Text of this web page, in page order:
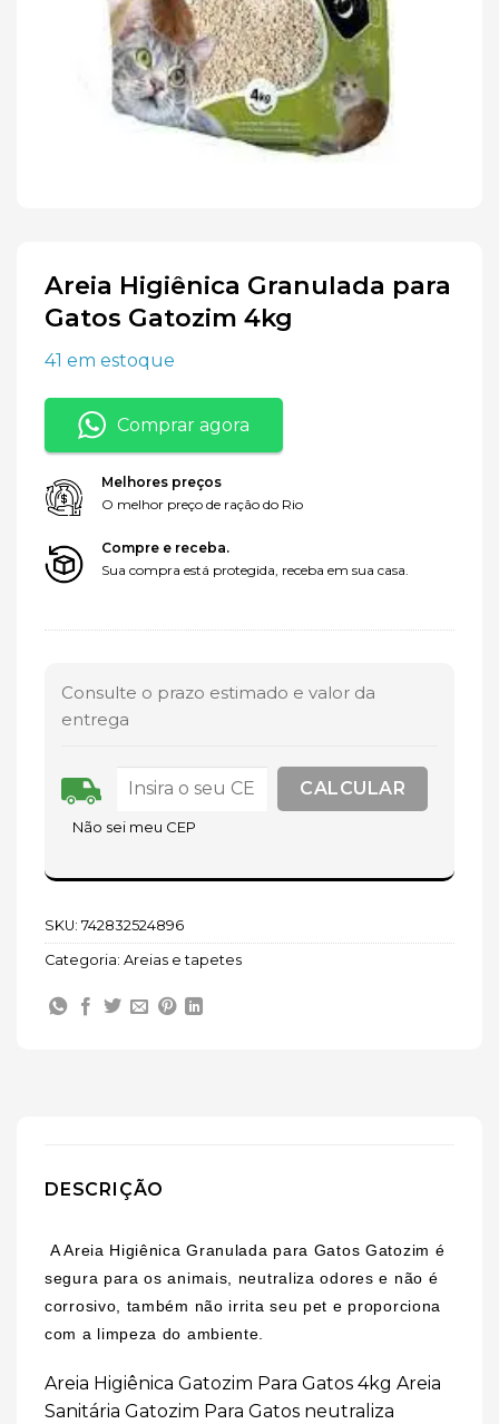
Areia Higiênica Granulada para
Gatos Gatozim 4kg
41 em estoque
Comprar agora
Melhores preços
O melhor preço de ração do Rio
Compre e receba.
Sua compra está protegida, receba em sua casa.
Consulte o prazo estimado e valor da
entrega
Não sei meu CEP
SKU: 742832524896
Categoria: Areias e tapetes
DESCRIÇÃO
A Areia Higiênica Granulada para Gatos Gatozim é
segura para os animais, neutraliza odores e não é
corrosivo, também não irrita seu pet e proporciona
com a limpeza do ambiente.
Areia Higiênica Gatozim Para Gatos 4kg Areia
Sanitária Gatozim Para Gatos neutraliza